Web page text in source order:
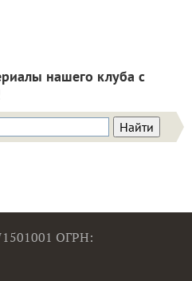
нашего клуба с
ОГРН: